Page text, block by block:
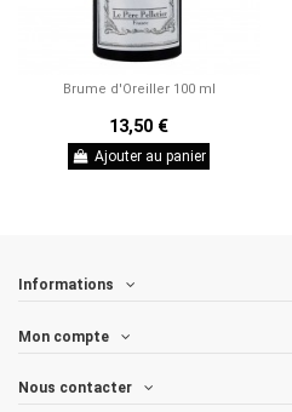
Brume d'Oreiller 100 ml
13,50 €
Ajouter au panier
Informations
Mon compte
Nous contacter